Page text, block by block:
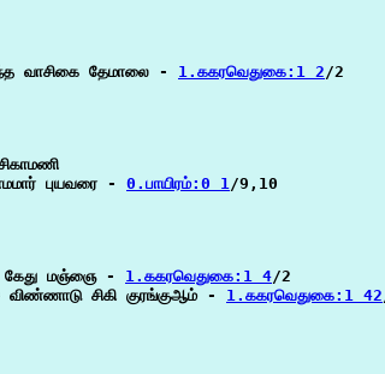
வாசிகை தேமாலை - 1.ககரவெதுகை:1 2/2
புயவரை -
0.பாயிரம்:0 1/9,10
கேது மஞ்ஞை - 1.ககரவெதுகை:1 4/2
சிகி குரங்குஆம் - 1.ககரவெதுகை:1 42